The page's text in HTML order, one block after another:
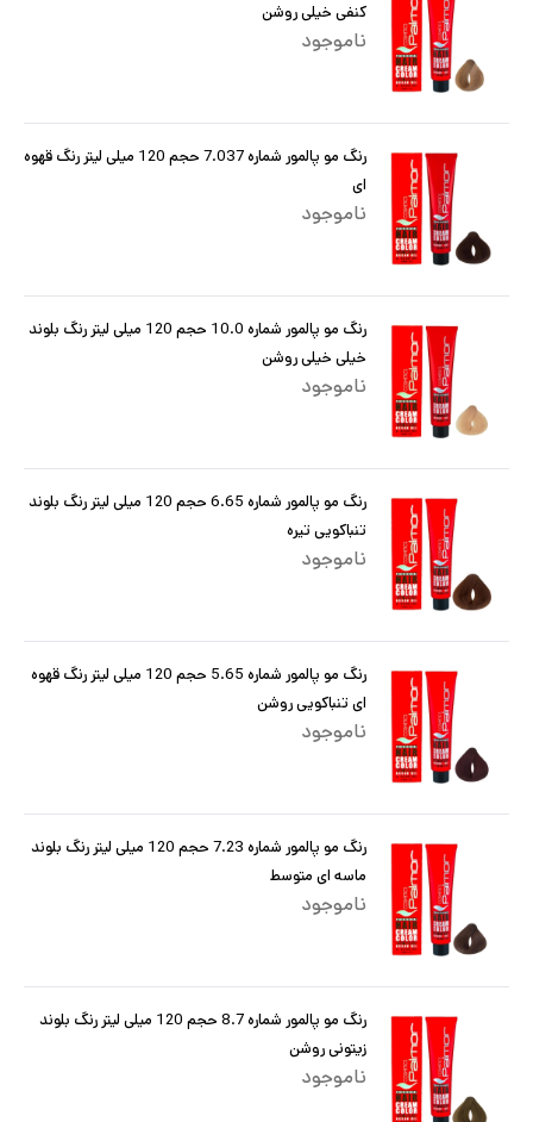
کنفی خیلی روشن
ناموجود
رنگ مو پالمور شماره 7.037 حجم 120 میلی لیتر رنگ قهوه
ای
ناموجود
رنگ مو پالمور شماره 10.0 حجم 120 میلی لیتر رنگ بلوند
خیلی خیلی روشن
ناموجود
رنگ مو پالمور شماره 6.65 حجم 120 میلی لیتر رنگ بلوند
تنباکویی تیره
ناموجود
رنگ مو پالمور شماره 5.65 حجم 120 میلی لیتر رنگ قهوه
ای تنباکویی روشن
ناموجود
رنگ مو پالمور شماره 7.23 حجم 120 میلی لیتر رنگ بلوند
ماسه ای متوسط
ناموجود
رنگ مو پالمور شماره 8.7 حجم 120 میلی لیتر رنگ بلوند
زیتونی روشن
ناموجود